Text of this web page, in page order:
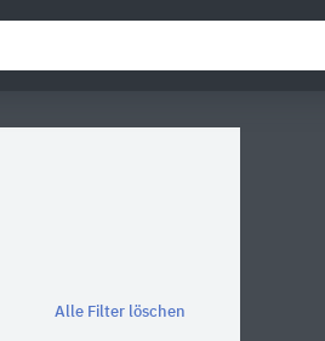
Alle Filter löschen